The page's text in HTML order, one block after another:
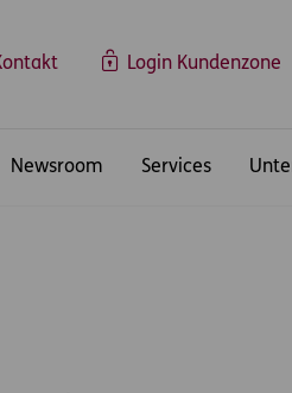
Login Kundenzone
Newsroom Services